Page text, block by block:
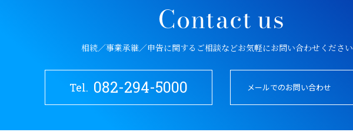
相続／事業承継／申告に関するご相談などお気軽にお問い合わせくださ
Tel. 082-294-5000 メールでのお問い合わせ